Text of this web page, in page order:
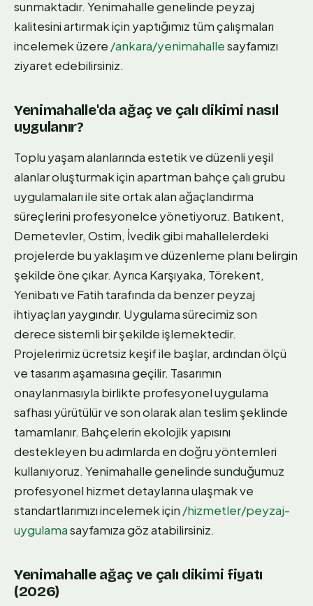
sunmaktadır. Yenimahalle genelinde peyzaj
kalitesini artırmak için yaptığımız tüm çalışmaları
incelemek üzere /ankara/yenimahallesayfamızı
ziyaret edebilirsiniz.
Yenimahalle'da ağaç ve çalı dikimi nasıl
uygulanır?
Toplu yaşam alanlarında estetik ve düzenli yeşil
alanlar oluşturmak için apartman bahçe çalı grubu
uygulamaları ile site ortak alan ağaçlandırma
süreçlerini profesyonelce yönetiyoruz. Batıkent,
Demetevler, Ostim, İvedik gibi mahallelerdeki
projelerde bu yaklaşım ve düzenleme planı belirgin
şekilde öne çıkar. Ayrıca Karşıyaka, Törekent,
Yenibatı ve Fatih tarafında da benzer peyzaj
ihtiyaçları yaygındır. Uygulama sürecimiz son
derece sistemli bir şekilde işlemektedir.
Projelerimiz ücretsiz keşif ile başlar, ardından ölçü
ve tasarım aşamasına geçilir. Tasarımın
onaylanmasıyla birlikte profesyonel uygulama
safhası yürütülür ve son olarak alan teslim şeklinde
tamamlanır. Bahçelerin ekolojik yapısını
destekleyen bu adımlarda en doğru yöntemleri
kullanıyoruz. Yenimahalle genelinde sunduğumuz
profesyonel hizmet detaylarına ulaşmak ve
standartlarımızı incelemek için /hizmetler/peyzaj-
uygulamasayfamıza göz atabilirsiniz.
Yenimahalle ağaç ve çalı dikimi fiyatı
(2026)